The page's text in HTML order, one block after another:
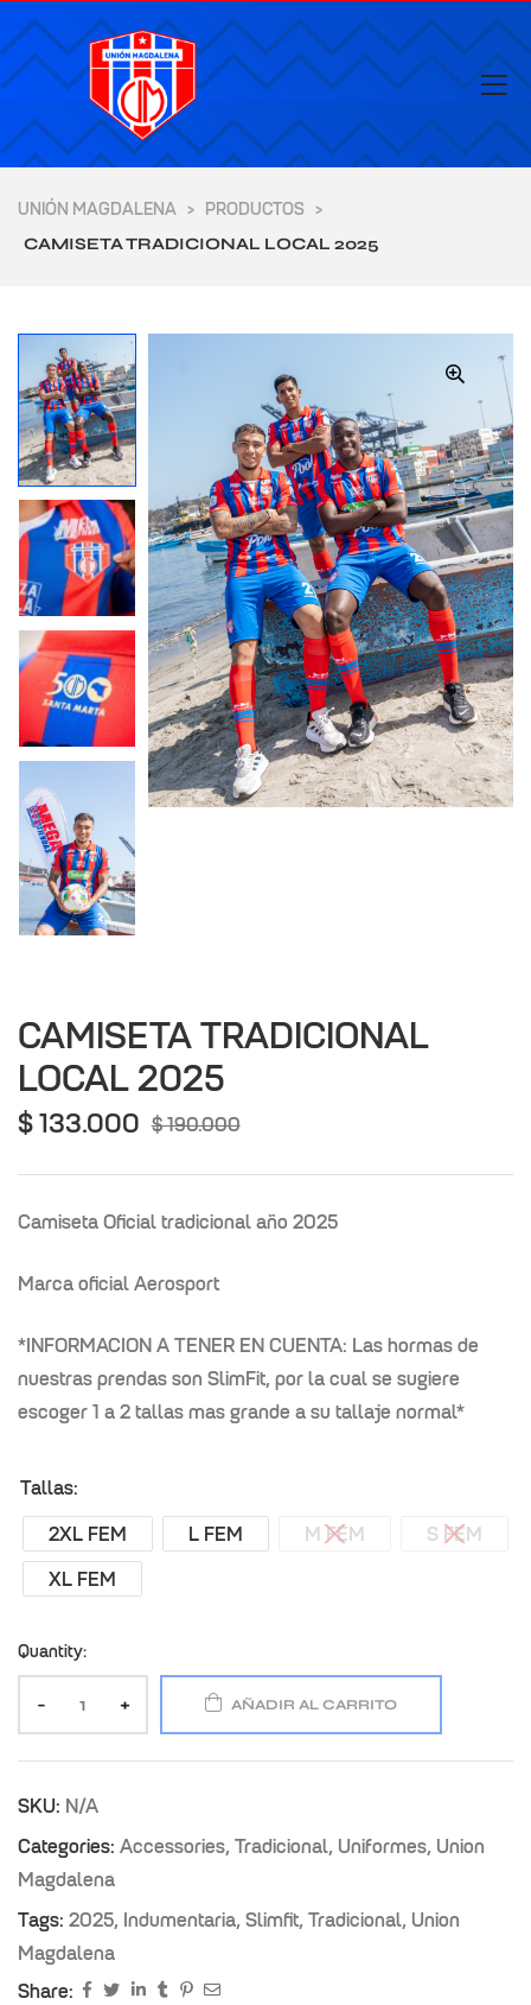
UNIÓN MAGDALENA > PRODUCTOS >
CAMISETA TRADICIONAL LOCAL 2025
CAMISETA TRADICIONAL
LOCAL 2025
$190.000
$133.000
Camiseta Oficial tradicional año 2025
Marca oficial Aerosport
*INFORMACION A TENER EN CUENTA: Las hormas de
nuestras prendas son SlimFit, por la cual se sugiere
escoger 1 a 2 tallas mas grande a su tallaje normal*
Tallas
2XL FEM
L FEM M FEM
S FEM
XL FEM
Quantity:
- + AÑADIR AL CARRITO
SKU: N/A
Categories: Accessories, Tradicional, Uniformes, Union
Magdalena
Tags: 2025, Indumentaria, Slimfit, Tradicional, Union
Magdalena
Share:
de
de